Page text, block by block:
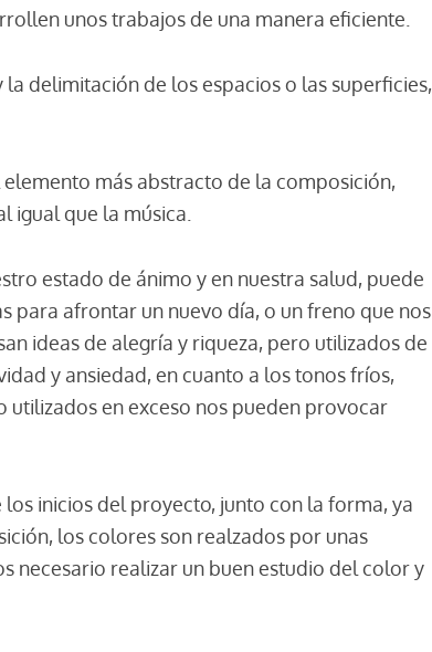
unos trabajos de una manera eficiente.
delimitación de los espacios o las superficies,
más abstracto de la composición,
igual que la música.
estado de ánimo y en nuestra salud, puede
para afrontar un nuevo día, o un freno que nos
ideas de alegría y riqueza, pero utilizados de
y ansiedad, en cuanto a los tonos fríos,
utilizados en exceso nos pueden provocar
inicios del proyecto, junto con la forma, ya
los colores son realzados por unas
necesario realizar un buen estudio del color y